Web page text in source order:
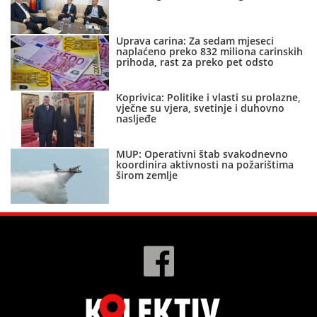
Uprava carina: Za sedam mjeseci
naplaćeno preko 832 miliona carinskih
prihoda, rast za preko pet odsto
Koprivica: Politike i vlasti su prolazne,
vječne su vjera, svetinje i duhovno
nasljeđe
MUP: Operativni štab svakodnevno
koordinira aktivnosti na požarištima
širom zemlje